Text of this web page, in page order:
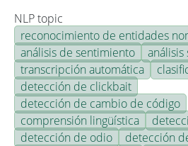
NLP topic
reconocimiento de entidades
análisis de sentimiento
análisis
transcripción automática
detección de clickbait
detección de cambio de código
comprensión lingüística
detección de odio
detección